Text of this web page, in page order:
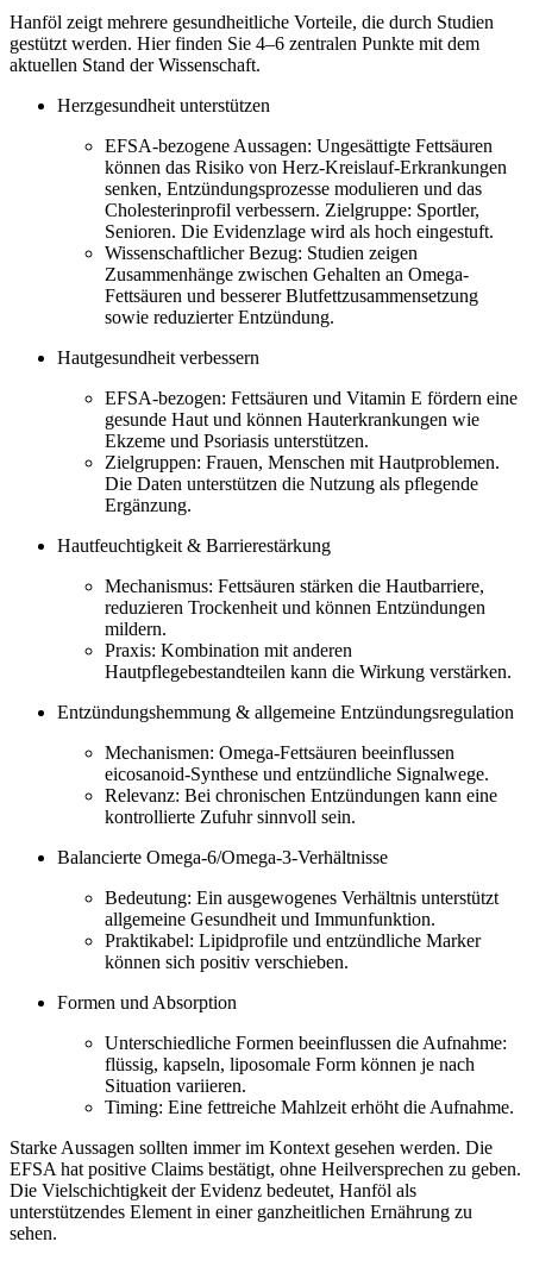
Hanföl zeigt mehrere gesundheitliche Vorteile, die durch Studien
gestützt werden. Hier finden Sie 4–6 zentralen Punkte mit dem
aktuellen Stand der Wissenschaft.
Herzgesundheit unterstützen
EFSA-bezogene Aussagen: Ungesättigte Fettsäuren
können das Risiko von Herz-Kreislauf-Erkrankungen
senken, Entzündungsprozesse modulieren und das
Cholesterinprofil verbessern. Zielgruppe: Sportler,
Senioren. Die Evidenzlage wird als hoch eingestuft.
Wissenschaftlicher Bezug: Studien zeigen
Zusammenhänge zwischen Gehalten an Omega-
Fettsäuren und besserer Blutfettzusammensetzung
sowie reduzierter Entzündung.
Hautgesundheit verbessern
EFSA-bezogen: Fettsäuren und Vitamin E fördern eine
gesunde Haut und können Hauterkrankungen wie
Ekzeme und Psoriasis unterstützen.
Zielgruppen: Frauen, Menschen mit Hautproblemen.
Die Daten unterstützen die Nutzung als pflegende
Ergänzung.
Hautfeuchtigkeit & Barrierestärkung
Mechanismus: Fettsäuren stärken die Hautbarriere,
reduzieren Trockenheit und können Entzündungen
mildern.
Praxis: Kombination mit anderen
Hautpflegebestandteilen kann die Wirkung verstärken.
Entzündungshemmung & allgemeine Entzündungsregulation
Mechanismen: Omega-Fettsäuren beeinflussen
eicosanoid-Synthese und entzündliche Signalwege.
Relevanz: Bei chronischen Entzündungen kann eine
kontrollierte Zufuhr sinnvoll sein.
Balancierte Omega-6/Omega-3-Verhältnisse
Bedeutung: Ein ausgewogenes Verhältnis unterstützt
allgemeine Gesundheit und Immunfunktion.
Praktikabel: Lipidprofile und entzündliche Marker
können sich positiv verschieben.
Formen und Absorption
Unterschiedliche Formen beeinflussen die Aufnahme:
flüssig, kapseln, liposomale Form können je nach
Situation variieren.
Timing: Eine fettreiche Mahlzeit erhöht die Aufnahme.
Starke Aussagen sollten immer im Kontext gesehen werden. Die
EFSA hat positive Claims bestätigt, ohne Heilversprechen zu geben.
Die Vielschichtigkeit der Evidenz bedeutet, Hanföl als
unterstützendes Element in einer ganzheitlichen Ernährung zu
sehen.